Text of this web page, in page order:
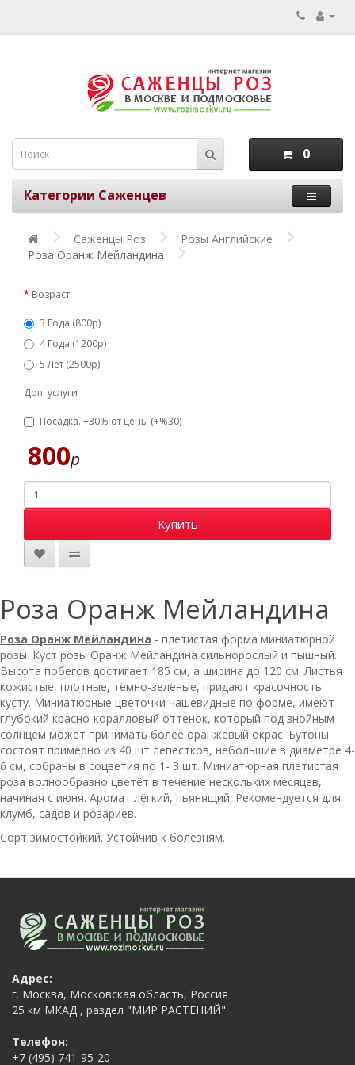
0
Категории Саженцев
Саженцы Роз
Розы Английские
Роза Оранж Мейландина
Возраст
3 Года (800р)
4 Года (1200р)
5 Лет (2500р)
Доп. услуги
Посадка. +30% от цены (+%30)
800р
Купить
Роза Оранж Мейландина
Роза Оранж Мейландина - плетистая форма миниатюрной
розы. Куст розы Оранж Мейландина сильнорослый и пышный.
Высота побегов достигает 185 см, а ширина до 120 см. Листья
кожистые, плотные, тёмно-зелёные, придают красочность
кусту. Миниатюрные цветочки чашевидные по форме, имеют
глубокий красно-коралловый оттенок, который под знойным
солнцем может принимать более оранжевый окрас. Бутоны
состоят примерно из 40 шт лепестков, небольшие в диаметре 4-
6 см, собраны в соцветия по 1- 3 шт. Миниатюрная плетистая
роза волнообразно цветёт в течение нескольких месяцев,
начиная с июня. Аромат лёгкий, пьянящий. Рекомендуется для
клумб, садов и розариев.
Сорт зимостойкий. Устойчив к болезням.
Адрес:
г. Москва, Московская область, Россия
25 км МКАД , раздел "МИР РАСТЕНИЙ"
Телефон:
‭‎+7 (495) 741-95-20